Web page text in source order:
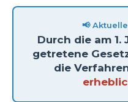
📢
Durch die am 1.
getretene
die